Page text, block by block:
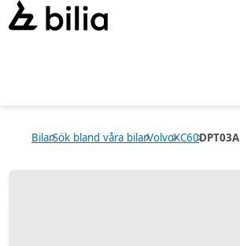
BilarSök bland våra bilarVolvoXC60DPT03A